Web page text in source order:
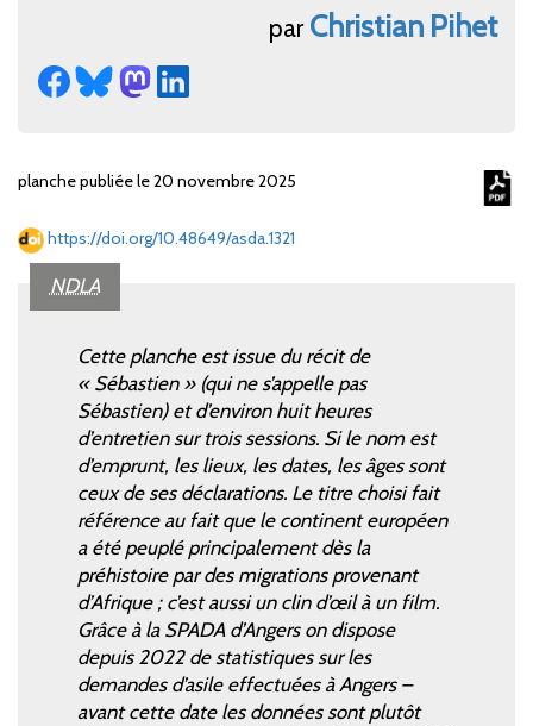
par Christian Pihet
planche publiée le 20 novembre 2025
https://doi.org/10.48649/asda.1321
Cette planche est issue du récit de
« Sébastien » (qui ne s’appelle pas
Sébastien) et d’environ huit heures
d’entretien sur trois sessions. Si le nom est
d’emprunt, les lieux, les dates, les âges sont
ceux de ses déclarations. Le titre choisi fait
référence au fait que le continent européen
a été peuplé principalement dès la
préhistoire par des migrations provenant
d’Afrique ; c’est aussi un clin d’œil à un film.
Grâce à la SPADA d’Angers on dispose
depuis 2022 de statistiques sur les
demandes d’asile effectuées à Angers –
avant cette date les données sont plutôt
NDLA